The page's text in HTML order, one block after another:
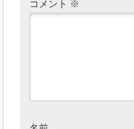
コメント ※